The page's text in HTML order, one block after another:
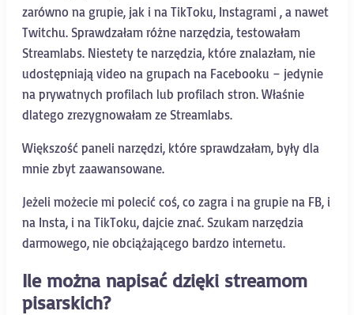
zarówno na grupie, jak i na TikToku, Instagrami , a nawet
Twitchu. Sprawdzałam różne narzędzia, testowałam
Streamlabs. Niestety te narzędzia, które znalazłam, nie
udostępniają video na grupach na Facebooku – jedynie
na prywatnych profilach lub profilach stron. Właśnie
dlatego zrezygnowałam ze Streamlabs.
Większość paneli narzędzi, które sprawdzałam, były dla
mnie zbyt zaawansowane.
Jeżeli możecie mi polecić coś, co zagra i na grupie na FB, i
na Insta, i na TikToku, dajcie znać. Szukam narzędzia
darmowego, nie obciążającego bardzo internetu.
Ile można napisać dzięki streamom
pisarskich?